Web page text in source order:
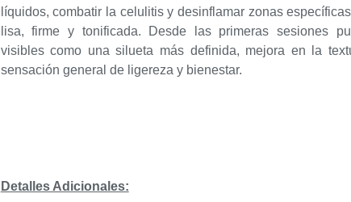
líquidos, combatir la celulitis y desinflamar zonas
lisa, firme y tonificada. Desde las primeras sesiones
visibles como una silueta más definida, mejora en la
sensación general de ligereza y bienestar.
Detalles Adicionales: